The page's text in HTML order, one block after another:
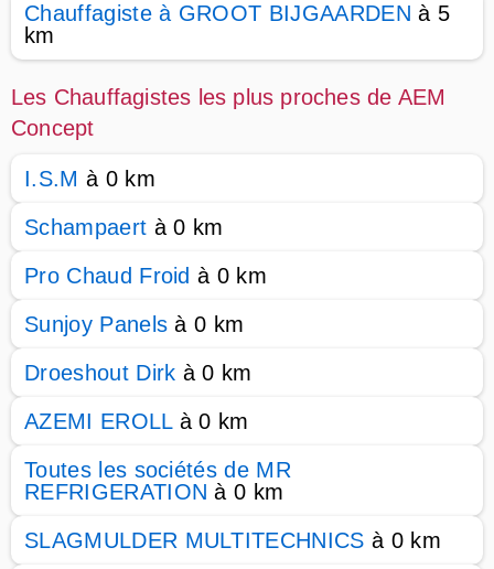
Chauffagiste à GROOT BIJGAARDEN à 5
km
Les Chauffagistes les plus proches de AEM
Concept
I.S.M à 0 km
Schampaert à 0 km
Pro Chaud Froid à 0 km
Sunjoy Panels à 0 km
Droeshout Dirk à 0 km
AZEMI EROLLà 0 km
Toutes les sociétés de MR
REFRIGERATION à 0 km
SLAGMULDER MULTITECHNICS à 0 km